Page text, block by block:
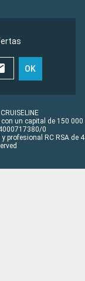
OK
un capital de 150 000
0
profesional RC RSA de